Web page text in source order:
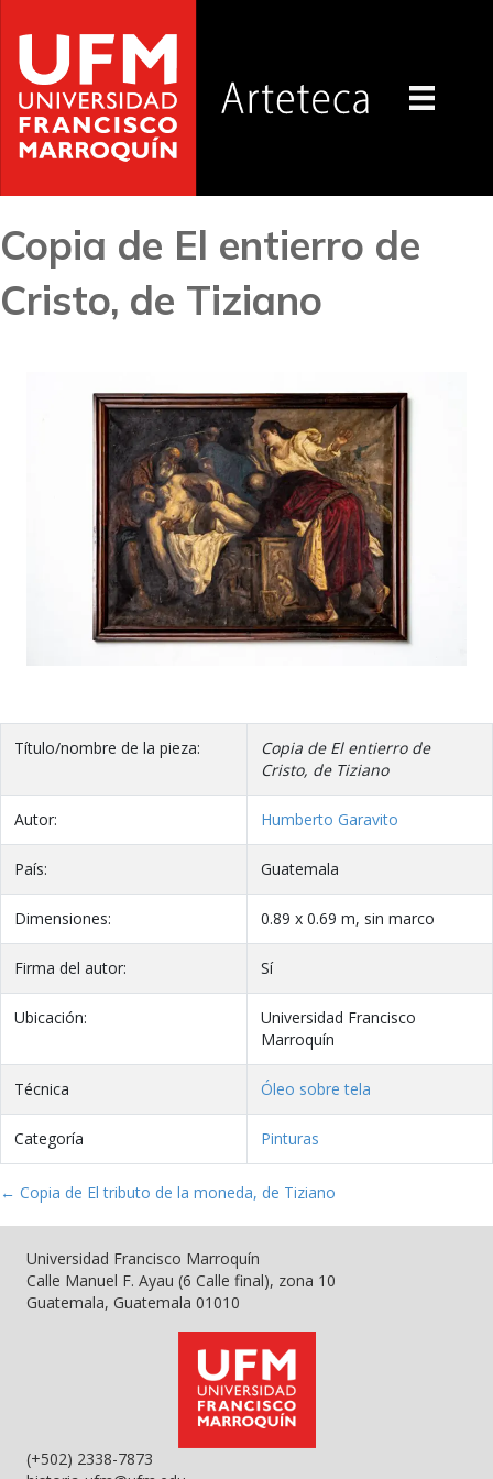
Copia de El entierro de
Cristo, de Tiziano
Título/nombre de la pieza:
Copia de El entierro de
Cristo, de Tiziano
Autor: Humberto Garavito
País: Guatemala
Dimensiones: 0.89 x 0.69 m, sin marco
Firma del autor: Sí
Ubicación:
Universidad Francisco
Marroquín
Técnica Óleo sobre tela
Categoría Pinturas
← Copia de El tributo de la moneda, de Tiziano
Universidad Francisco Marroquín
Calle Manuel F. Ayau (6 Calle final), zona 10
Guatemala, Guatemala 01010
(+502) 2338-7873